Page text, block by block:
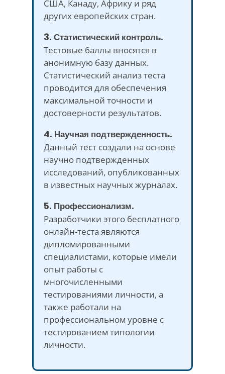
США, Канаду, Африку и ряд
других европейских стран.
3. Статистический контроль.
Тестовые баллы вносятся в
анонимную базу данных.
Статистический анализ теста
проводится для обеспечения
максимальной точности и
достоверности результатов.
4. Научная подтвержденность.
Данный тест создали на основе
научно подтвержденных
исследований, опубликованных
в известных научных журналах.
5. Профессионализм.
Разработчики этого бесплатного
онлайн-теста являются
дипломированными
специалистами, которые имели
опыт работы с
многочисленными
тестированиями личности, а
также работали на
профессиональном уровне с
тестированием типологии
личности.